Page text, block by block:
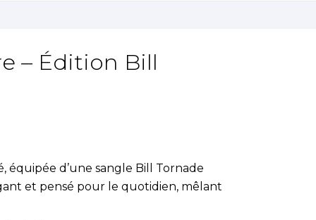
– Édition Bill
équipée d’une sangle Bill Tornade
et pensé pour le quotidien, mêlant